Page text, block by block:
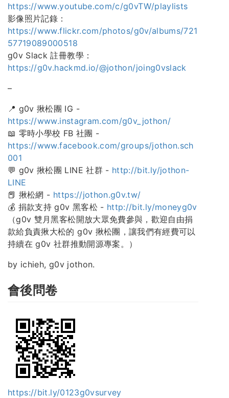
https://www.youtube.com/c/g0vTW/playlists
影像照片記錄：
https://www.flickr.com/photos/g0v/albums/721
57719089000518
g0v Slack 註冊教學：
https://g0v.hackmd.io/@jothon/joing0vslack
–
📍 g0v 揪松團 IG -
https://www.instagram.com/g0v_jothon/
📖 零時小學校 FB 社團 -
https://www.facebook.com/groups/jothon.sch
001
💬 g0v 揪松團 LINE 社群 - http://bit.ly/jothon-
LINE
📕 揪松網 - https://jothon.g0v.tw/
💰 捐款支持 g0v 黑客松 - http://bit.ly/moneyg0v
（g0v 雙月黑客松開放大眾免費參與，歡迎自由捐
款給負責揪大松的 g0v 揪松團，讓我們有經費可以
持續在 g0v 社群推動開源專案。）
by ichieh, g0v jothon.
會後問卷
https://bit.ly/0123g0vsurvey